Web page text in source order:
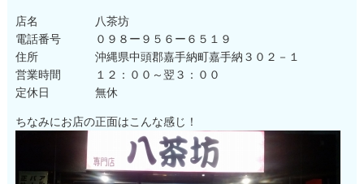
店名 八茶坊
電話番号 ０９８ー９５６ー６５１９
住所 沖縄県中頭郡嘉手納町嘉手納３０２－１
営業時間 １２：００～翌３：００
定休日 無休
ちなみにお店の正面はこんな感じ！